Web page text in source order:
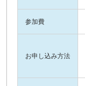
参加費
お申し込み方法